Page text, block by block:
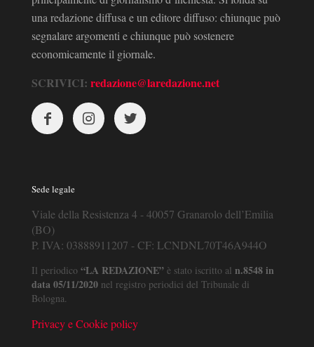
una redazione diffusa e un editore diffuso: chiunque può
segnalare argomenti e chiunque può sostenere
economicamente il giornale.
SCRIVICI: redazione@laredazione.net
Sede legale
Viale della Resistenza 4 - 40057 Granarolo dell’Emilia
(BO)
P. IVA: 03888911207 - CF: LCNDNL70T46A944O
Il periodico “LA REDAZIONE” è stato iscritto al n.8548 in
data 05/11/2020 nel registro periodici del Tribunale di
Bologna.
Privacy e Cookie policy